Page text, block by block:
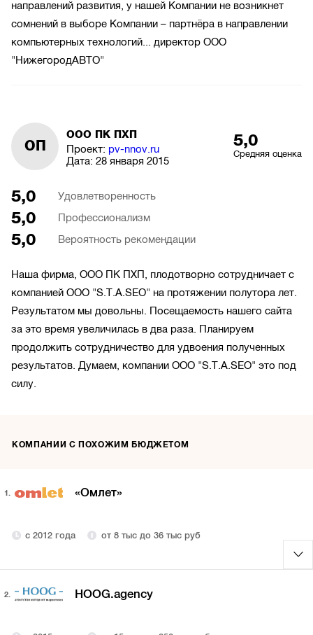
направлений развития, у нашей Компании не возникнет
сомнений в выборе Компании – партнёра в направлении
компьютерных технологий... директор ООО
"НижегородАВТО"
ОП
ООО ПК ПХП
Проект: pv-nnov.ru
Дата: 28 января 2015
5,0
Средняя оценка
5,0 Удовлетворенность
5,0 Профессионализм
5,0 Вероятность рекомендации
Наша фирма, ООО ПК ПХП, плодотворно сотрудничает с
компанией ООО "S.T.A.SEO" на протяжении полутора лет.
Результатом мы довольны. Посещаемость нашего сайта
за это время увеличилась в два раза. Планируем
продолжить сотрудничество для удвоения полученных
результатов. Думаем, компании ООО "S.T.A.SEO" это под
силу.
КОМПАНИИ С ПОХОЖИМ БЮДЖЕТОМ
1. «Омлет»
с 2012 года от 8 тыс до 36 тыс руб
2. HOOG.agency